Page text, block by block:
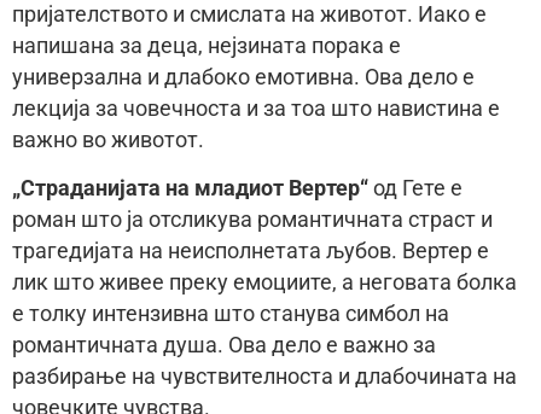
пријателството и смислата на животот. Иако е
напишана за деца, нејзината порака е
универзална и длабоко емотивна. Ова дело е
лекција за човечноста и за тоа што навистина е
важно во животот.
„Страданијата на младиот Вертер“ од Гете е
роман што ја отсликува романтичната страст и
трагедијата на неисполнетата љубов. Вертер е
лик што живее преку емоциите, а неговата болка
е толку интензивна што станува симбол на
романтичната душа. Ова дело е важно за
разбирање на чувствителноста и длабочината на
човечките чувства.